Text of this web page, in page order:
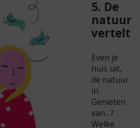
5. De
natuur
vertelt
Even je
huis uit,
de natuur
in.
Genieten
van…?
Welke